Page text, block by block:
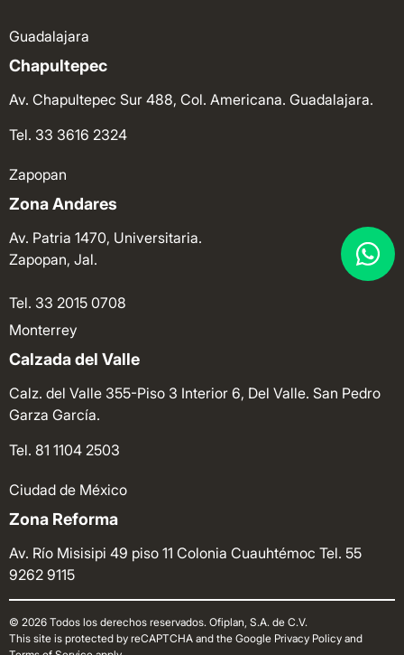
Guadalajara
Chapultepec
Av. Chapultepec Sur 488, Col. Americana. Guadalajara.
Tel. 33 3616 2324
Zapopan
Zona Andares
Av. Patria 1470, Universitaria.
Zapopan, Jal.
Tel. 33 2015 0708
Monterrey
Calzada del Valle
Calz. del Valle 355-Piso 3 Interior 6, Del Valle. San Pedro
Garza García.
Tel. 81 1104 2503
Ciudad de México
Zona Reforma
Av. Río Misisipi 49 piso 11 Colonia Cuauhtémoc Tel. 55
9262 9115
© 2026 Todos los derechos reservados. Ofiplan, S.A. de C.V.
This site is protected by reCAPTCHA and the Google Privacy Policy and